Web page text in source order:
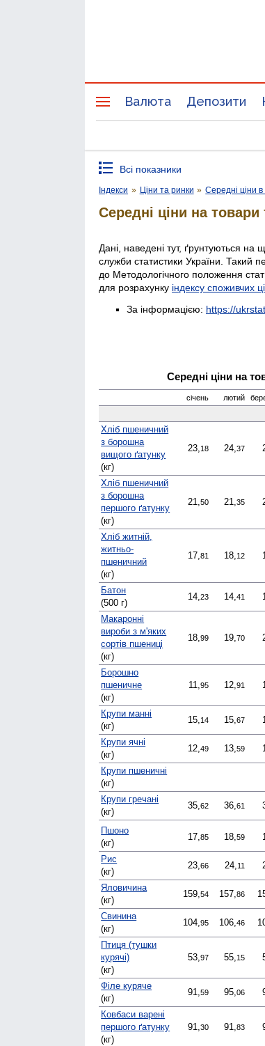
Валюта Депозити
Всі показники
Індекси » Ціни та ринки » Середні ціни в
Середні ціни на товари
Дані, наведені тут, ґрунтуються
служби статистики України. Такий
до Методологічного положення
для розрахунку індексу споживчих
За інформацією: https://
Середні ціни на
січень лютий
Хліб пшеничний
з борошна
вищого ґатунку
(кг)
23, 18 24,37
Хліб пшеничний
з борошна
першого ґатунку
(кг)
21,50 21,35
Хліб житній,
житньо-
пшеничний
(кг)
17,81 18, 12
Батон
(500 г)
14,23 14,41
Макаронні
вироби з м'яких
сортів пшениці
(кг)
18,99 19,70
Борошно
пшеничне
(кг)
11,95 12,91
Крупи манні
(кг)
15, 14 15,67
Крупи ячні
(кг)
12,49 13,59
Крупи пшеничні
(кг)
Крупи гречані
(кг)
35,62 36,61
Пшоно
(кг)
17,85 18,59
Рис
(кг)
23,66 24, 11
Яловичина
(кг)
159,54 157,86
Свинина
(кг)
104,95 106,46
Птиця (тушки
курячі)
(кг)
53,97 55, 15
Філе куряче
(кг)
91,59 95,06
Ковбаси варені
першого ґатунку
(кг)
91,30 91,83